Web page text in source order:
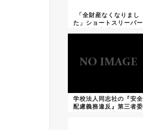
「全財産なくなりまし
た」ショートスリーパー
学校法人同志社の『安全
配慮義務違反』第三者委